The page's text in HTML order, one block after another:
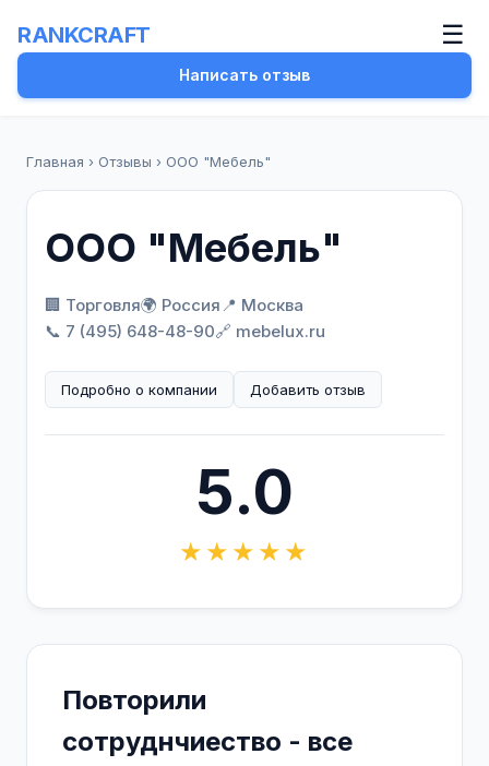
RANKCRAFT ☰
Написать отзыв
Главная › Отзывы › ООО "Мебель"
ООО "Мебель"
🏢 Торговля🌍 Россия📍 Москва
📞 7 (495) 648-48-90🔗 mebelux.ru
Подробно о компании Добавить отзыв
5.0
★★★★★
Повторили
сотруднчиество - все